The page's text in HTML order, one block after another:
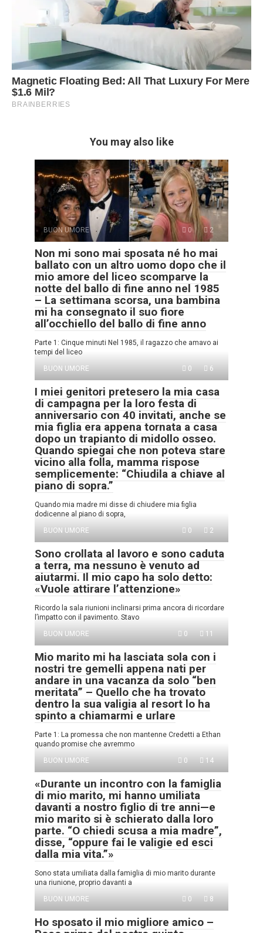
You may also like
BUON UMORE 0 2
Non mi sono mai sposata né ho mai
ballato con un altro uomo dopo che il
mio amore del liceo scomparve la
notte del ballo di fine anno nel 1985
– La settimana scorsa, una bambina
mi ha consegnato il suo fiore
all’occhiello del ballo di fine anno
Parte 1: Cinque minuti Nel 1985, il ragazzo che amavo ai
tempi del liceo
BUON UMORE
0 6
I miei genitori pretesero la mia casa
di campagna per la loro festa di
anniversario con 40 invitati, anche se
mia figlia era appena tornata a casa
dopo un trapianto di midollo osseo.
Quando spiegai che non poteva stare
vicino alla folla, mamma rispose
semplicemente: “Chiudila a chiave al
piano di sopra.”
Quando mia madre mi disse di chiudere mia figlia
dodicenne al piano di sopra,
BUON UMORE
0 2
Sono crollata al lavoro e sono caduta
a terra, ma nessuno è venuto ad
aiutarmi. Il mio capo ha solo detto:
«Vuole attirare l’attenzione»
Ricordo la sala riunioni inclinarsi prima ancora di ricordare
l’impatto con il pavimento. Stavo
BUON UMORE
0 11
Mio marito mi ha lasciata sola con i
nostri tre gemelli appena nati per
andare in una vacanza da solo “ben
meritata” – Quello che ha trovato
dentro la sua valigia al resort lo ha
spinto a chiamarmi e urlare
Parte 1: La promessa che non mantenne Credetti a Ethan
quando promise che avremmo
BUON UMORE
0 14
«Durante un incontro con la famiglia
di mio marito, mi hanno umiliata
davanti a nostro figlio di tre anni—e
mio marito si è schierato dalla loro
parte. “O chiedi scusa a mia madre”,
disse, “oppure fai le valigie ed esci
dalla mia vita.”»
Sono stata umiliata dalla famiglia di mio marito durante
una riunione, proprio davanti a
BUON UMORE
0 8
Ho sposato il mio migliore amico –